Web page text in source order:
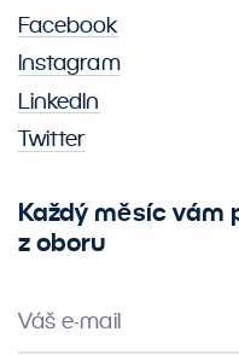
Facebook
Instagram
LinkedIn
Twitter
Každý měsíc vám
z oboru
Váš e-mail